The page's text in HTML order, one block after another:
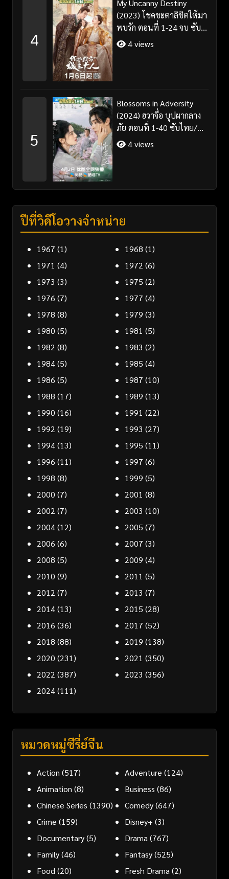
4
My Uncanny Destiny
(2023) โชคชะตาลิขิตให้มา
พบรัก ตอนที่ 1-24 จบ ซับ
ไทย/พากย์ไทย
4 views
5
Blossoms in Adversity
(2024) ฮวาจื่อ บุปผากลาง
ภัย ตอนที่ 1-40 ซับไทย/
พากย์ไทย
4 views
ปีที่วิดีโอวางจำหน่าย
1967 (1) 1968 (1)
1971 (4) 1972 (6)
1973 (3) 1975 (2)
1976 (7) 1977 (4)
1978 (8) 1979 (3)
1980 (5) 1981 (5)
1982 (8) 1983 (2)
1984(5) 1985 (4)
1986 (5) 1987 (10)
1988 (17) 1989 (13)
1990 (16) 1991 (22)
1992 (19) 1993 (27)
1994(13) 1995 (11)
1996 (11) 1997 (6)
1998 (8) 1999 (5)
2000 (7) 2001 (8)
2002 (7) 2003 (10)
2004(12) 2005 (7)
2006 (6) 2007 (3)
2008 (5) 2009 (4)
2010 (9) 2011 (5)
2012 (7) 2013 (7)
2014(13) 2015 (28)
2016 (36) 2017 (52)
2018 (88) 2019 (138)
2020 (231) 2021 (350)
2022 (387) 2023 (356)
2024(111)
หมวดหมู่ซีรี่ย์จีน
Action (517) Adventure (124)
Animation (8) Business (86)
Chinese Series (1390) Comedy(647)
Crime (159) Disney+ (3)
Documentary(5) Drama(767)
Family(46) Fantasy(525)
Food(20) Fresh Drama(2)